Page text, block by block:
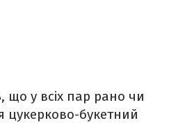
що у всіх пар рано чи
цукерково-букетний